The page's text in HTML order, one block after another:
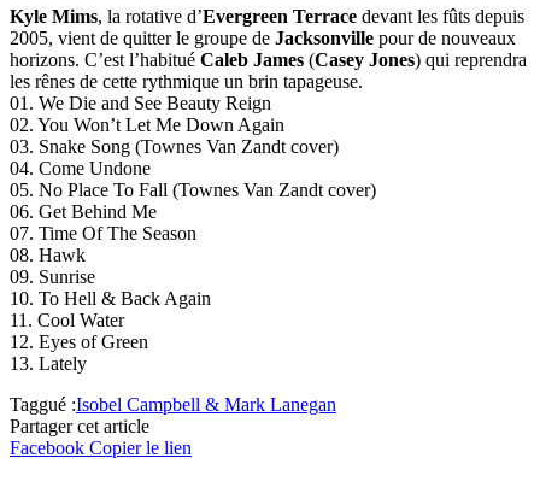
Kyle Mims, la rotative d’Evergreen Terrace devant les fûts depuis
2005, vient de quitter le groupe de Jacksonville pour de nouveaux
horizons. C’est l’habitué Caleb James (Casey Jones) qui reprendra
les rênes de cette rythmique un brin tapageuse.
01. We Die and See Beauty Reign
02. You Won’t Let Me Down Again
03. Snake Song (Townes Van Zandt cover)
04. Come Undone
05. No Place To Fall (Townes Van Zandt cover)
06. Get Behind Me
07. Time Of The Season
08. Hawk
09. Sunrise
10. To Hell & Back Again
11. Cool Water
12. Eyes of Green
13. Lately
Taggué :Isobel Campbell & Mark Lanegan
Partager cet article
Facebook Copier le lien